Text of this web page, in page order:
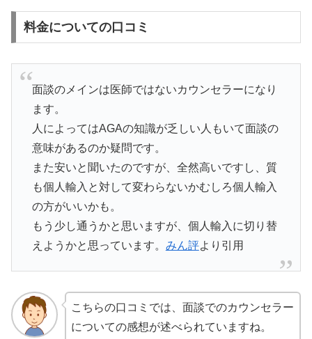
料金についての口コミ
面談のメインは医師ではないカウンセラーになり
ます。
人によってはAGAの知識が乏しい人もいて面談の
意味があるのか疑問です。
また安いと聞いたのですが、全然高いですし、質
も個人輸入と対して変わらないかむしろ個人輸入
の方がいいかも。
もう少し通うかと思いますが、個人輸入に切り替
えようかと思っています。 みん評より引用
こちらの口コミでは、面談でのカウンセラー
についての感想が述べられていますね。